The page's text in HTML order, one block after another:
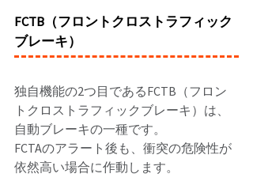
FCTB（フロントクロストラフィック
ブレーキ）
独自機能の2つ目であるFCTB（フロン
トクロストラフィックブレーキ）は、
自動ブレーキの一種です。
FCTAのアラート後も、衝突の危険性が
依然高い場合に作動します。